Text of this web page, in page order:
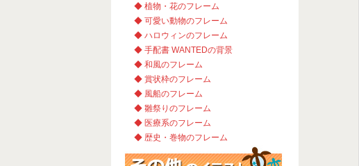
◆ 植物・花のフレーム
◆ 可愛い動物のフレーム
◆ ハロウィンのフレーム
◆ 手配書 WANTEDの背景
◆ 和風のフレーム
◆ 賞状枠のフレーム
◆ 風船のフレーム
◆ 雛祭りのフレーム
◆ 医療系のフレーム
◆ 歴史・巻物のフレーム